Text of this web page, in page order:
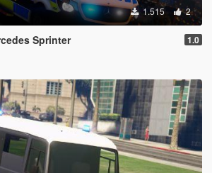
1.515 2
Sprinter 1.0